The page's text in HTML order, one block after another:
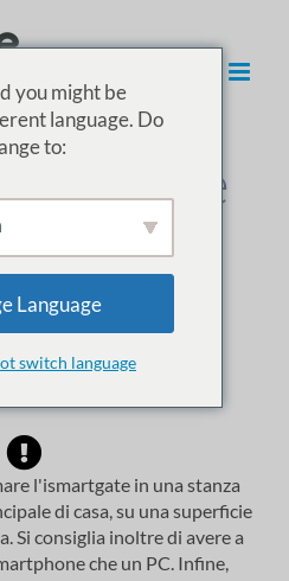
Lite
l'ismartgate in una stanza
di casa, su una superficie
Si consiglia inoltre di avere a
che un PC. Infine,
you might be
language. Do
to:
Language
switch language